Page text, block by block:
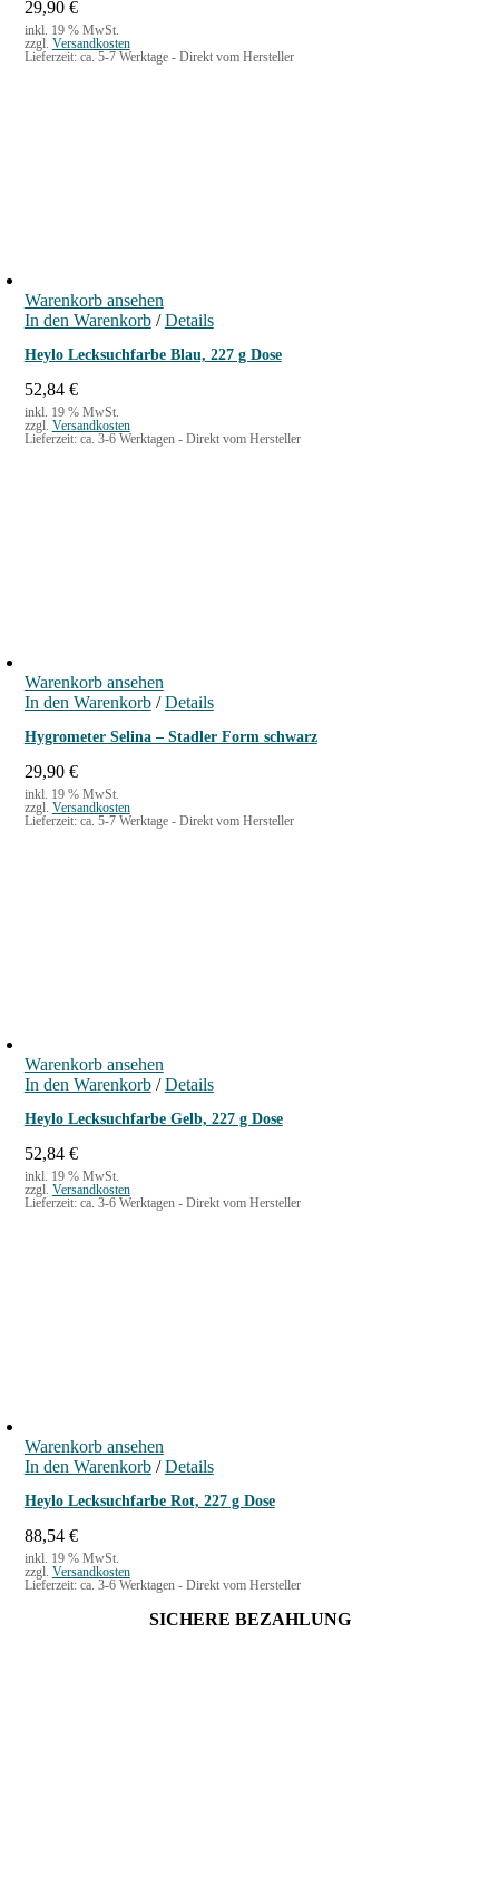
a
r
:
0
29,90 €
inkl. 19 % MwSt.
zzgl. Versandkosten
Lieferzeit: ca. 5-7 Werktage - Direkt vom Hersteller
Warenkorb ansehen
In den Warenkorb / Details
Heylo Lecksuchfarbe Blau, 227 g Dose
52,84 €
inkl. 19 % MwSt.
zzgl. Versandkosten
Lieferzeit: ca. 3-6 Werktagen - Direkt vom Hersteller
Warenkorb ansehen
In den Warenkorb / Details
Hygrometer Selina – Stadler Form schwarz
29,90 €
inkl. 19 % MwSt.
zzgl. Versandkosten
Lieferzeit: ca. 5-7 Werktage - Direkt vom Hersteller
Warenkorb ansehen
In den Warenkorb / Details
Heylo Lecksuchfarbe Gelb, 227 g Dose
52,84 €
inkl. 19 % MwSt.
zzgl. Versandkosten
Lieferzeit: ca. 3-6 Werktagen - Direkt vom Hersteller
Warenkorb ansehen
In den Warenkorb / Details
Heylo Lecksuchfarbe Rot, 227 g Dose
88,54 €
inkl. 19 % MwSt.
zzgl. Versandkosten
Lieferzeit: ca. 3-6 Werktagen - Direkt vom Hersteller
SICHERE BEZAHLUNG